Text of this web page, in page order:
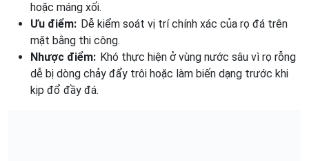
hoặc máng xối.
Ưu điểm: Dễ kiểm soát vị trí chính xác của rọ đá trên
mặt bằng thi công.
Nhược điểm: Khó thực hiện ở vùng nước sâu vì rọ rỗng
dễ bị dòng chảy đẩy trôi hoặc làm biến dạng trước khi
kịp đổ đầy đá.